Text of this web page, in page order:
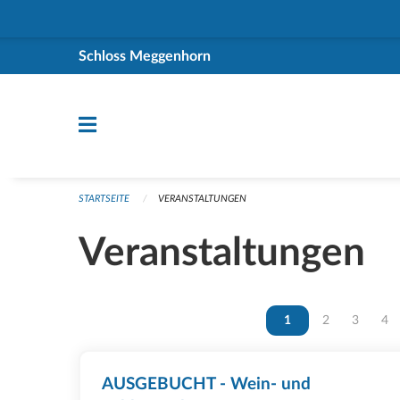
Schloss Meggenhorn
STARTSEITE VERANSTALTUNGEN
Veranstaltungen
Vous êtes sur la page
1 Vous êtes sur
2 Vous
3 4
AUSGEBUCHT - Wein- und